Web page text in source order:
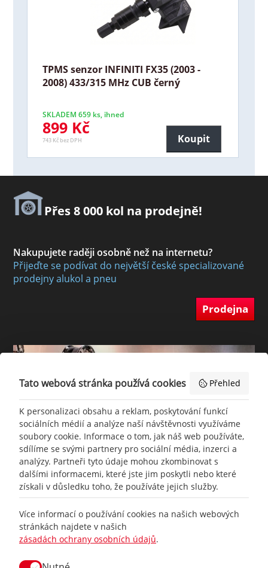
TPMS senzor INFINITI FX35 (2003 -
2008) 433/315 MHz CUB černý
SKLADEM 659 ks, ihned
899 Kč
743 Kč bez DPH Koupit
Přes 8 000 kol na prodejně!
Nakupujete raději osobně než na internetu?
Přijeďte se podívat do největší české specializované
prodejny alukol a pneu
Prodejna
+420777 465 460
info@racing-line.cz
Tato webová stránka používá cookies Přehled
K personalizaci obsahu a reklam, poskytování funkcí
sociálních médií a analýze naší návštěvnosti využíváme
soubory cookie. Informace o tom, jak náš web používáte,
sdílíme se svými partnery pro sociální média, inzerci a
analýzy. Partneři tyto údaje mohou zkombinovat s
dalšími informacemi, které jste jim poskytli nebo které
získali v důsledku toho, že používáte jejich služby.
Více informací o používání cookies na našich webových
stránkách najdete v našich
zásadách ochrany osobních údajů.